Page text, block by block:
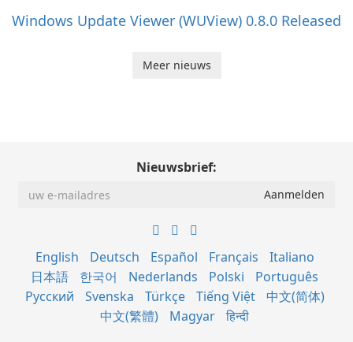
Windows Update Viewer (WUView) 0.8.0 Released
Meer nieuws
Nieuwsbrief:
English Deutsch Español Français
Italiano
日本語
한국어 Nederlands Polski
Português
Русский
Svenska Türkçe Tiếng Việt
中文(简体)
中文(繁體)
Magyar हिन्दी